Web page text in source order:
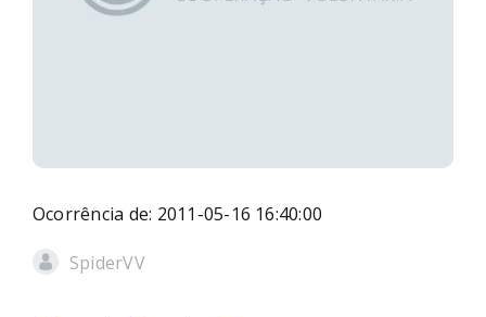
Ocorrência de: 2011-05-16 16:40:00
SpiderVV